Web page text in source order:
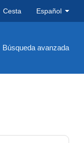
Cesta Español
Búsqueda avanzada